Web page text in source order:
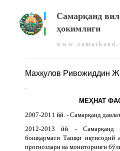
Самарқанд
ҳокимлиги
w w w . s a m a r k a n d .
Махқулов Ривожиддин
.
МЕҲНАТ
2007-2011 йй. - Самарқанд
2012-2013 йй. - Самарқанд
бошқармаси Ташқи иқтисодий
прогнозлари ва мониторинги